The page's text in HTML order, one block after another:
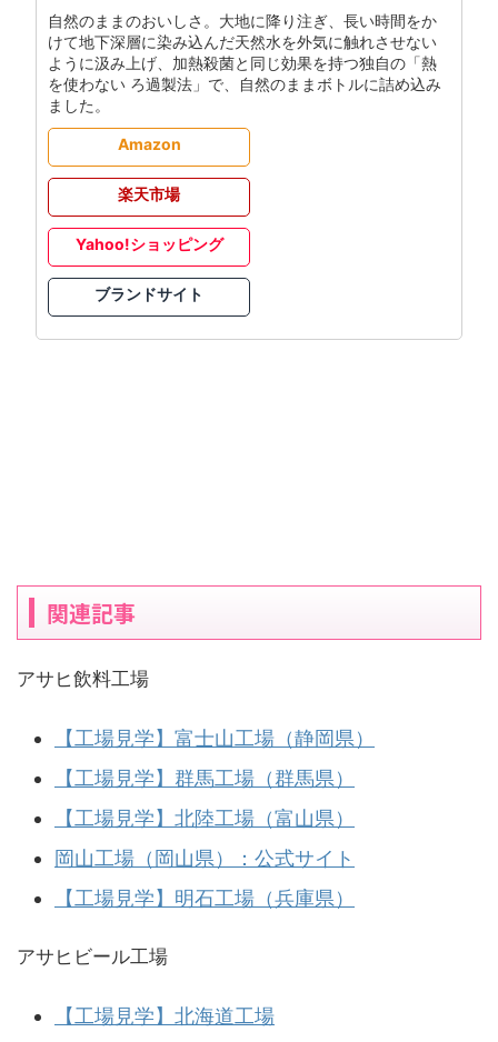
自然のままのおいしさ。大地に降り注ぎ、長い時間をか
けて地下深層に染み込んだ天然水を外気に触れさせない
ように汲み上げ、加熱殺菌と同じ効果を持つ独自の「熱
を使わない ろ過製法」で、自然のままボトルに詰め込み
ました。
Amazon
楽天市場
Yahoo!ショッピング
ブランドサイト
関連記事
アサヒ飲料工場
【工場見学】富士山工場（静岡県）
【工場見学】群馬工場（群馬県）
【工場見学】北陸工場（富山県）
岡山工場（岡山県）：公式サイト
【工場見学】明石工場（兵庫県）
アサヒビール工場
【工場見学】北海道工場